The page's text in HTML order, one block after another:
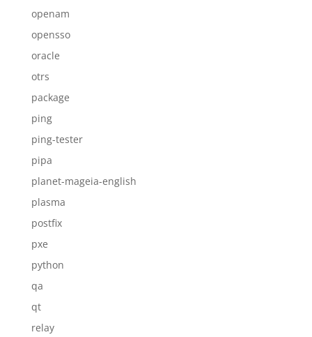
openam
opensso
oracle
otrs
package
ping
ping-tester
pipa
planet-mageia-english
plasma
postfix
pxe
python
qa
qt
relay